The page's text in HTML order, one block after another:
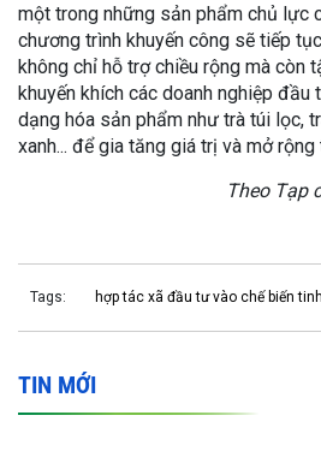
một trong những sản phẩm chủ lực
chương trình khuyến công sẽ tiếp
không chỉ hỗ trợ chiều rộng mà còn
khuyến khích các doanh nghiệp đầu
dạng hóa sản phẩm như trà túi lọc,
xanh... để gia tăng giá trị và mở
Theo Tạp
Tags: hợp tác xã đầu tư vào chế biến tinh
TIN MỚI